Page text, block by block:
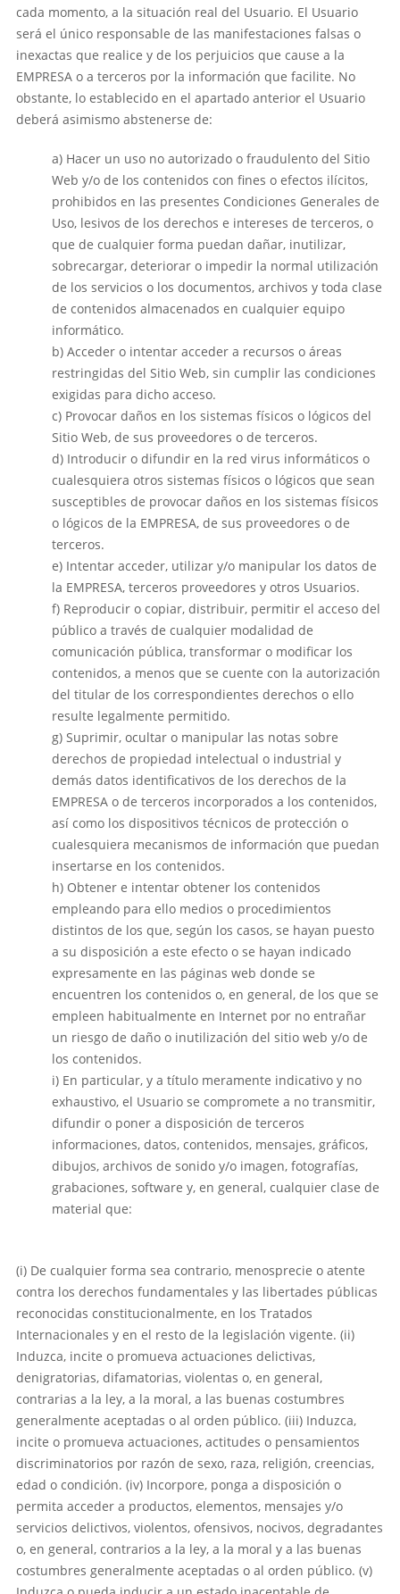
cada momento, a la situación real del Usuario. El Usuario
será el único responsable de las manifestaciones falsas o
inexactas que realice y de los perjuicios que cause a la
EMPRESA o a terceros por la información que facilite. No
obstante, lo establecido en el apartado anterior el Usuario
deberá asimismo abstenerse de:
a) Hacer un uso no autorizado o fraudulento del Sitio
Web y/o de los contenidos con fines o efectos ilícitos,
prohibidos en las presentes Condiciones Generales de
Uso, lesivos de los derechos e intereses de terceros, o
que de cualquier forma puedan dañar, inutilizar,
sobrecargar, deteriorar o impedir la normal utilización
de los servicios o los documentos, archivos y toda clase
de contenidos almacenados en cualquier equipo
informático.
b) Acceder o intentar acceder a recursos o áreas
restringidas del Sitio Web, sin cumplir las condiciones
exigidas para dicho acceso.
c) Provocar daños en los sistemas físicos o lógicos del
Sitio Web, de sus proveedores o de terceros.
d) Introducir o difundir en la red virus informáticos o
cualesquiera otros sistemas físicos o lógicos que sean
susceptibles de provocar daños en los sistemas físicos
o lógicos de la EMPRESA, de sus proveedores o de
terceros.
e) Intentar acceder, utilizar y/o manipular los datos de
la EMPRESA, terceros proveedores y otros Usuarios.
f) Reproducir o copiar, distribuir, permitir el acceso del
público a través de cualquier modalidad de
comunicación pública, transformar o modificar los
contenidos, a menos que se cuente con la autorización
del titular de los correspondientes derechos o ello
resulte legalmente permitido.
g) Suprimir, ocultar o manipular las notas sobre
derechos de propiedad intelectual o industrial y
demás datos identificativos de los derechos de la
EMPRESA o de terceros incorporados a los contenidos,
así como los dispositivos técnicos de protección o
cualesquiera mecanismos de información que puedan
insertarse en los contenidos.
h) Obtener e intentar obtener los contenidos
empleando para ello medios o procedimientos
distintos de los que, según los casos, se hayan puesto
a su disposición a este efecto o se hayan indicado
expresamente en las páginas web donde se
encuentren los contenidos o, en general, de los que se
empleen habitualmente en Internet por no entrañar
un riesgo de daño o inutilización del sitio web y/o de
los contenidos.
i) En particular, y a título meramente indicativo y no
exhaustivo, el Usuario se compromete a no transmitir,
difundir o poner a disposición de terceros
informaciones, datos, contenidos, mensajes, gráficos,
dibujos, archivos de sonido y/o imagen, fotografías,
grabaciones, software y, en general, cualquier clase de
material que:
(i) De cualquier forma sea contrario, menosprecie o atente
contra los derechos fundamentales y las libertades públicas
reconocidas constitucionalmente, en los Tratados
Internacionales y en el resto de la legislación vigente. (ii)
Induzca, incite o promueva actuaciones delictivas,
denigratorias, difamatorias, violentas o, en general,
contrarias a la ley, a la moral, a las buenas costumbres
generalmente aceptadas o al orden público. (iii) Induzca,
incite o promueva actuaciones, actitudes o pensamientos
discriminatorios por razón de sexo, raza, religión, creencias,
edad o condición. (iv) Incorpore, ponga a disposición o
permita acceder a productos, elementos, mensajes y/o
servicios delictivos, violentos, ofensivos, nocivos, degradantes
o, en general, contrarios a la ley, a la moral y a las buenas
costumbres generalmente aceptadas o al orden público. (v)